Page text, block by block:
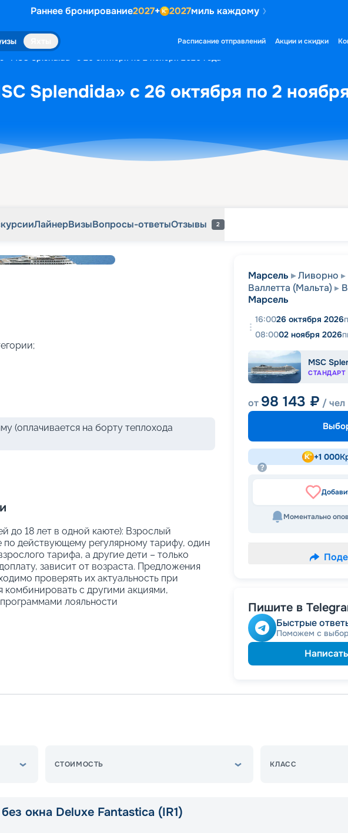
Раннее бронирование2027+ 2027миль каждому
Расписание отправлений Акции и скидки
«MSC Splendida» с 26 октября по 2 ноября 2026 года
Splendida» с 26 октября по 2
ЛайнерВизыВопросы-ответыОтзывы 2
(оплачивается на борту теплохода
до 18 лет в одной каюте): Взрослый
по действующему регулярному тарифу, один
тарифа, а другие дети – только
зависит от возраста. Предложения
проверять их актуальность при
с другими акциями,
лояльности
Марсель Ливорно
Валлетта (Мальта)
Марсель
16:0026 октября 2026
08:0002 ноября 2026
MSC
СТАНДАРТ
от 98 143 ₽ / чел
+1 000
Моментально
Пишите в
Быстрые
Поможем с
СТОИМОСТЬ КЛАСС
окна Deluxe Fantastica (IR1)